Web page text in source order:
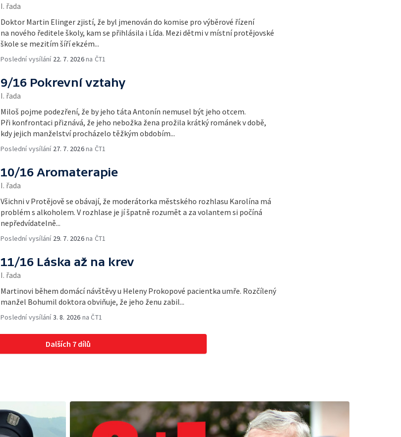
I. řada
Doktor Martin Elinger zjistí, že byl jmenován do komise pro výběrové řízení
na nového ředitele školy, kam se přihlásila i Lída. Mezi dětmi v místní protějovské
škole se mezitím šíří ekzém...
Poslední vysílání 22. 7. 2026na ČT1
9/16 Pokrevní vztahy
I. řada
Miloš pojme podezření, že by jeho táta Antonín nemusel být jeho otcem.
Při konfrontaci přiznává, že jeho nebožka žena prožila krátký románek v době,
kdy jejich manželství procházelo těžkým obdobím...
Poslední vysílání 27. 7. 2026na ČT1
10/16 Aromaterapie
I. řada
Všichni v Protějově se obávají, že moderátorka městského rozhlasu Karolína má
problém s alkoholem. V rozhlase je jí špatně rozumět a za volantem si počíná
nepředvídatelně...
Poslední vysílání 29. 7. 2026na ČT1
11/16 Láska až na krev
I. řada
Martinovi během domácí návštěvy u Heleny Prokopové pacientka umře. Rozčílený
manžel Bohumil doktora obviňuje, že jeho ženu zabil...
Poslední vysílání3. 8. 2026 na ČT1
Dalších 7 dílů